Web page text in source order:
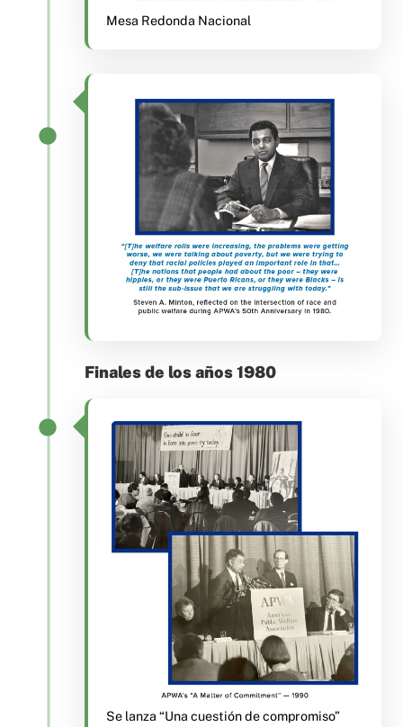
Mesa Redonda Nacional
Finales de los años 1980
Se lanza “Una cuestión de compromiso”